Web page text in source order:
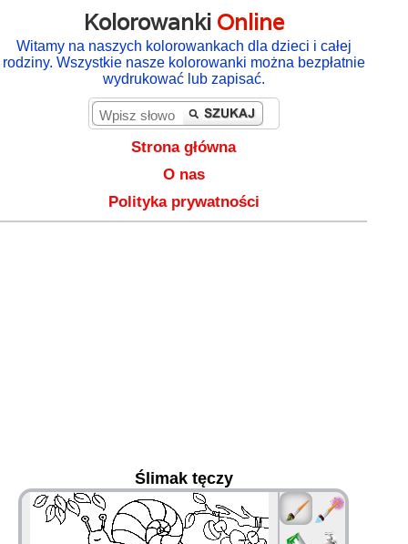
Kolorowanki Online
Witamy na naszych kolorowankach dla dzieci i całej
rodziny. Wszystkie nasze kolorowanki można bezpłatnie
wydrukować lub zapisać.
Strona główna
O nas
Polityka prywatności
Ślimak tęczy
36